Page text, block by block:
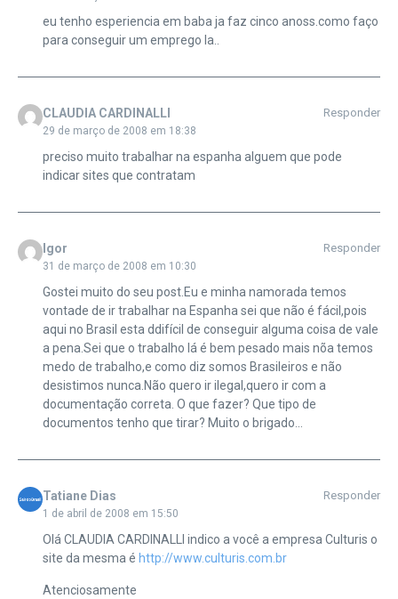
eu tenho esperiencia em baba ja faz cinco anoss.como faço
para conseguir um emprego la..
CLAUDIA CARDINALLI
29 de março de 2008 em 18:38
Responder
preciso muito trabalhar na espanha alguem que pode
indicar sites que contratam
Igor
31 de março de 2008 em 10:30
Responder
Gostei muito do seu post.Eu e minha namorada temos
vontade de ir trabalhar na Espanha sei que não é fácil,pois
aqui no Brasil esta ddifícil de conseguir alguma coisa de vale
a pena.Sei que o trabalho lá é bem pesado mais nõa temos
medo de trabalho,e como diz somos Brasileiros e não
desistimos nunca.Não quero ir ilegal,quero ir com a
documentação correta. O que fazer? Que tipo de
documentos tenho que tirar? Muito o brigado…
Tatiane Dias
1 de abril de 2008 em 15:50
Responder
Olá CLAUDIA CARDINALLI indico a você a empresa Culturis o
site da mesma é http://www.culturis.com.br
Atenciosamente